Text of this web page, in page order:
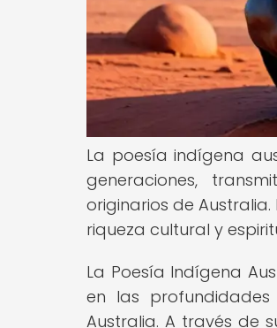
La poesía indígena
generaciones,
originarios de
riqueza cultural y
La Poesía Indígena
en las
Australia. A través de